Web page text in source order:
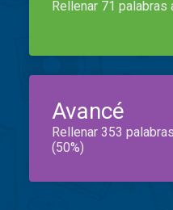
Rellenar 71 palabras
Avancé
Rellenar 353
(50%)